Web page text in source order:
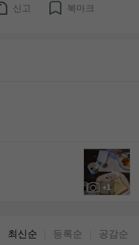
신고 북마크
+1
최신순 등록순 공감순